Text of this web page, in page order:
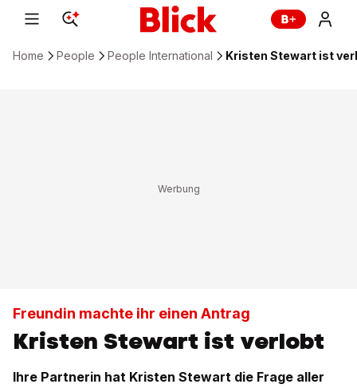
Home People People International Kristen Stewart ist
Freundin machte ihr einen Antrag
Kristen Stewart ist verlobt
Ihre Partnerin hat Kristen Stewart die Frage aller